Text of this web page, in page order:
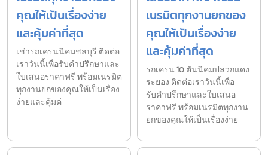
คุณให้เป็นเรื่องง่าย
และคุ้มค่าที่สุด
เช่ารถเครนนิคมชลบุรี ติดต่อ
เราวันนี้เพื่อรับคำปรึกษาและ
ใบเสนอราคาฟรี พร้อมเนรมิต
ทุกงานยกของคุณให้เป็นเรื่อง
ง่ายและคุ้มค่
เนรมิตทุกงานยกของ
คุณให้เป็นเรื่องง่าย
และคุ้มค่าที่สุด
รถเครน 10 ตันนิคมปลวกแดง
ระยอง ติดต่อเราวันนี้เพื่อ
รับคำปรึกษาและใบเสนอ
ราคาฟรี พร้อมเนรมิตทุกงาน
ยกของคุณให้เป็นเรื่องง่าย